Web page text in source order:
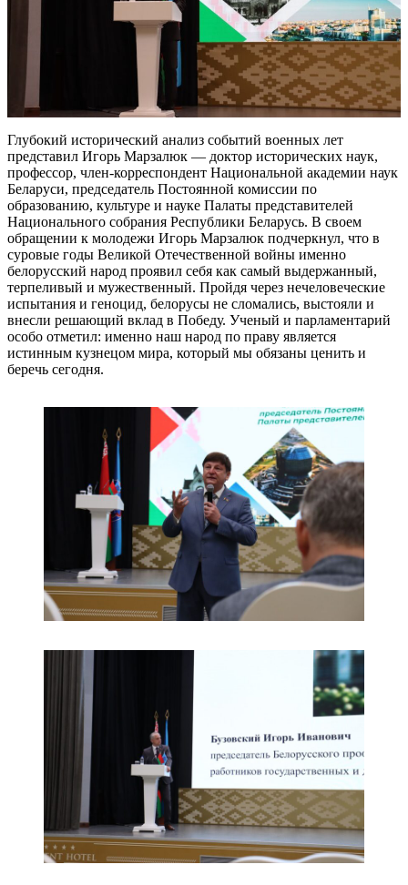
Глубокий исторический анализ событий военных лет
представил Игорь Марзалюк — доктор исторических наук,
профессор, член-корреспондент Национальной академии наук
Беларуси, председатель Постоянной комиссии по
образованию, культуре и науке Палаты представителей
Национального собрания Республики Беларусь. В своем
обращении к молодежи Игорь Марзалюк подчеркнул, что в
суровые годы Великой Отечественной войны именно
белорусский народ проявил себя как самый выдержанный,
терпеливый и мужественный. Пройдя через нечеловеческие
испытания и геноцид, белорусы не сломались, выстояли и
внесли решающий вклад в Победу. Ученый и парламентарий
особо отметил: именно наш народ по праву является
истинным кузнецом мира, который мы обязаны ценить и
беречь сегодня.